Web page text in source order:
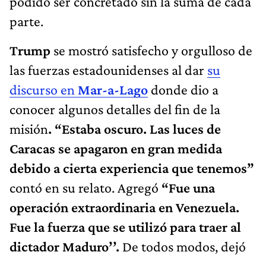
parte.
Trump se mostró satisfecho y orgulloso de
las fuerzas estadounidenses al dar su
discurso en Mar-a-Lago donde dio a
conocer algunos detalles del fin de la
misión. “Estaba oscuro. Las luces de
Caracas se apagaron en gran medida
debido a cierta experiencia que tenemos”
contó en su relato. Agregó “Fue una
operación extraordinaria en Venezuela.
Fue la fuerza que se utilizó para traer al
dictador Maduro’’. De todos modos, dejó